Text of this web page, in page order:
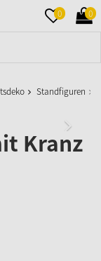
0 0
Standfiguren
Kranz